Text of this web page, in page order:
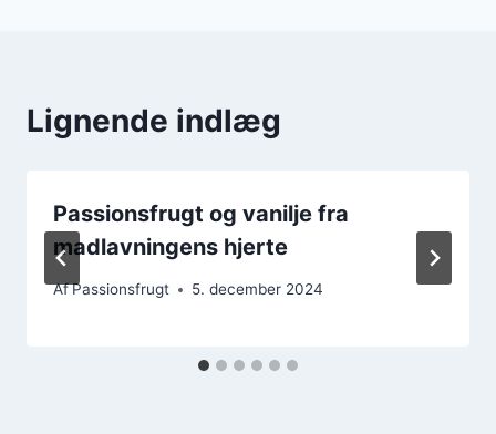
Lignende indlæg
Passionsfrugt og vanilje fra
madlavningens hjerte
AfPassionsfrugt 5. december 2024